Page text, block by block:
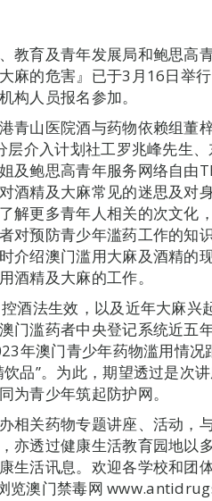
教育及青年发展局和鲍思高
麻的危害』已于3月16日举
构人员报名参加。
青山医院酒与药物依赖组董
层介入计划社工罗兆峰先生
及鲍思高青年服务网络自由
酒精及大麻常见的迷思及对
解更多青年人相关的次文化
对预防青少年滥药工作的知
介绍澳门滥用大麻及酒精的
酒精及大麻的工作。
酒法生效，以及近年大麻兴
门滥药者中央登记系统近五
年澳门青少年药物滥用情
饮品”。为此，期望透过是次
为青少年筑起防护网。
相关药物专题讲座、活动，
亦透过健康生活教育园地以
生活讯息。欢迎各学校和团
览澳门禁毒网